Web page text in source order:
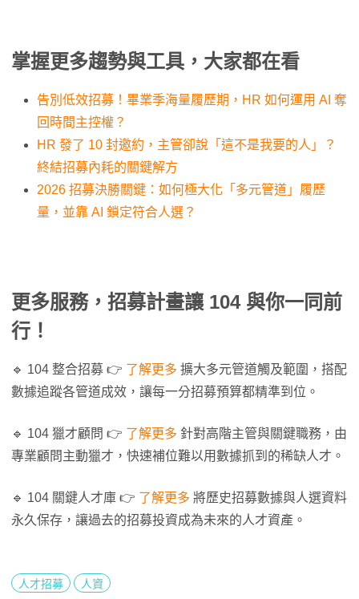
掌握更多趨勢與工具，大家都在看
告別低效招募！畢業季海量履歷期，HR 如何運用 AI 奪
回時間主控權？
HR 發了 10 封邀約，主管卻說「這不是我要的人」？
終結招募內耗的關鍵解方
2026 招募決勝關鍵：如何極大化「多元管道」履歷
量，並靠 AI 鎖定符合人選？
更多服務，招募計畫讓 104 與你一同前
行！
🔹 104 整合招募 👉 了解更多 擴大多元管道觸及範圍，搭配
數據追蹤各管道成效，讓每一分招募預算都精準到位。
🔹 104 獵才顧問 👉 了解更多 針對高階主管與關鍵職務，由
專業顧問主動獵才，快速補位難以用數據抓到的稀缺人才。
🔹 104 關鍵人才庫 👉 了解更多 將歷史招募數據與人選資料
永久保存，讓過去的招募投資成為未來的人才資產。
人才招募 人資